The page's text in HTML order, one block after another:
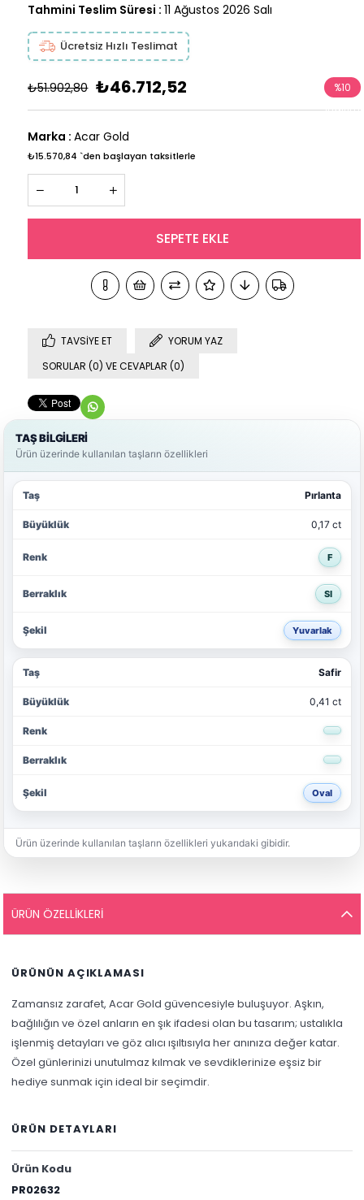
Tahmini Teslim Süresi : 11 Ağustos 2026 Salı
Ücretsiz Hızlı Teslimat
₺51.902,80 ₺46.712,52 %10
İndirim
Marka : Acar Gold
₺15.570,84 `den başlayan taksitlerle
TAVSIYE ET
YORUM YAZ
SORULAR (0) VE CEVAPLAR (0)
TAŞ BİLGİLERİ
Ürün üzerinde kullanılan taşların özellikleri
Pırlanta
0,17 ct
F
SI
Yuvarlak
Safir
0,41 ct
Oval
Ürün üzerinde kullanılan taşların özellikleri yukarıdaki gibidir.
ÜRÜN ÖZELLIKLERI
ÜRÜNÜN AÇIKLAMASI
Zamansız zarafet, Acar Gold güvencesiyle buluşuyor. Aşkın,
bağlılığın ve özel anların en şık ifadesi olan bu tasarım; ustalıkla
işlenmiş detayları ve göz alıcı ışıltısıyla her anınıza değer katar.
Özel günlerinizi unutulmaz kılmak ve sevdiklerinize eşsiz bir
hediye sunmak için ideal bir seçimdir.
ÜRÜN DETAYLARI
Ürün Kodu
PR02632